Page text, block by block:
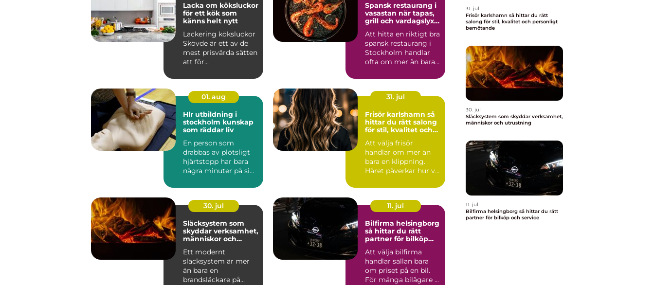
Lacka om köksluckor
för ett kök som
känns helt nytt
Lackering köksluckor
Skövde är ett av de
mest prisvärda sätten
att för...
Spansk restaurang i
vasastan när tapas,
grill och vardagslyx
Att hitta en riktigt bra
spansk restaurang i
Stockholm handlar
ofta om mer än bara
01. aug
Hlr utbildning i
stockholm kunskap
som räddar liv
En person som
drabbas av plötsligt
hjärtstopp har bara
några minuter på sig.
hinner...
31. jul
Frisör karlshamn så
hittar du rätt salong
för stil, kvalitet och
bemötande
Att välja frisör
handlar om mer än
bara en klippning.
Håret påverkar hur vi
uppfa...
30. jul
Släcksystem som
skyddar verksamhet,
människor och
Ett modernt
släcksystem är mer
än bara en
brandsläckare på
11. jul
Bilfirma helsingborg
så hittar du rätt
partner för bilköp
Att välja bilfirma
handlar sällan bara
om priset på en bil.
För många bilägare i
31. jul
Frisör karlshamn så hittar du rätt
salong för stil, kvalitet och personligt
bemötande
30. jul
Släcksystem som skyddar verksamhet,
människor och utrustning
11. jul
Bilfirma helsingborg så hittar du rätt
partner för bilköp och service